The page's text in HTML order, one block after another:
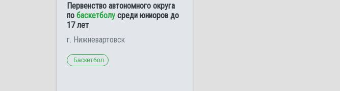
Первенство автономного округа
по баскетболу среди юниоров до
17 лет
г. Нижневартовск
Баскетбол